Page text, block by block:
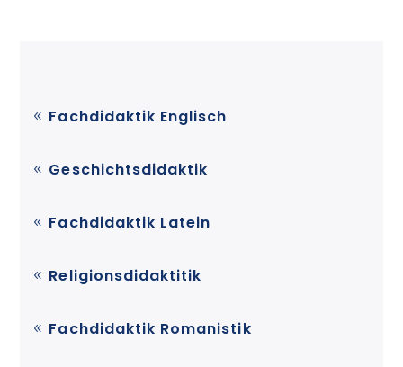
Fachdidaktik Englisch
Geschichtsdidaktik
Fachdidaktik Latein
Religionsdidaktitik
Fachdidaktik Romanistik